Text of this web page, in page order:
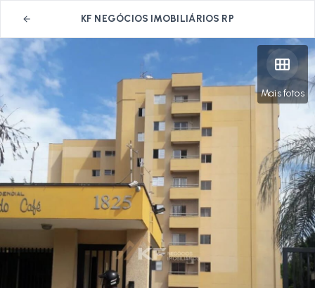
KF NEGÓCIOS IMOBILIÁRIOS RP
Mais fotos